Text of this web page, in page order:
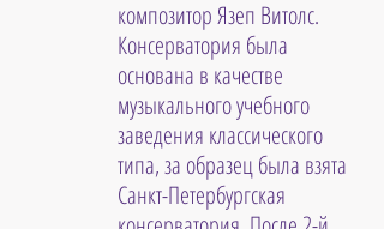
композитор Язеп Витолс.
Консерватория была
основана в качестве
музыкального учебного
заведения классического
типа, за образец была взята
Санкт-Петербургская